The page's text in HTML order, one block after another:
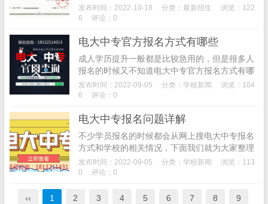
们来为大家说说。廊坊交通运输学校是2008年设
立的一所面向全国招生的中等职业学校。座落于
发布时间：2022-10-18 分类： 最新招生
浏览：122
6
评论：0
电大中专官方报名方式有哪些
成人学历提升一般都是比较急用的，但是很多人
报名的时候又不知道电大中专官方报名方式有哪
些？电大中专怎么才能通过官方正式办理报名手
续？下面我们来为大家介绍一下。电大中专招生
发布时间：2022-09-05 分类： 学校新闻
浏览：104
6
评论：0
电大中专报名问题详解
不少学员报名的时候都会从网上搜电大中专报名
方式和学校的相关情况，下面我们就为大家整理
一下电大中专报名详细介绍。1、电大中专报名
方式，根据当前电大中专大部分报名的安排，基
发布时间：2022-09-05 分类： 学校新闻
浏览：113
0
评论：0
‹‹ 1 2 3 4 5 6 7 8 9